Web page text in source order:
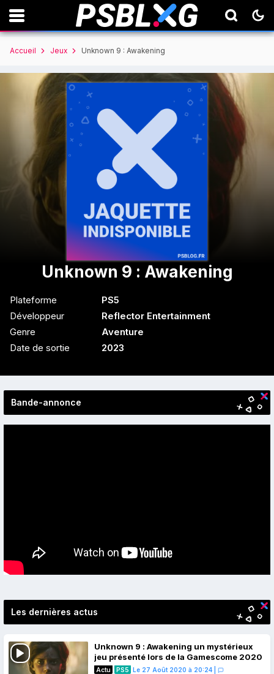
Accueil Jeux Unknown 9 : Awakening
Unknown 9 : Awakening
Plateforme
PS5
Développeur
Reflector Entertainment
Genre
Aventure
Date de sortie
2023
Bande-annonce
Les dernières actus
Unknown 9 : Awakening un mystérieux
jeu présenté lors de la Gamescome 2020
Actu PS5 Le 27 Août 2020 à 20:24